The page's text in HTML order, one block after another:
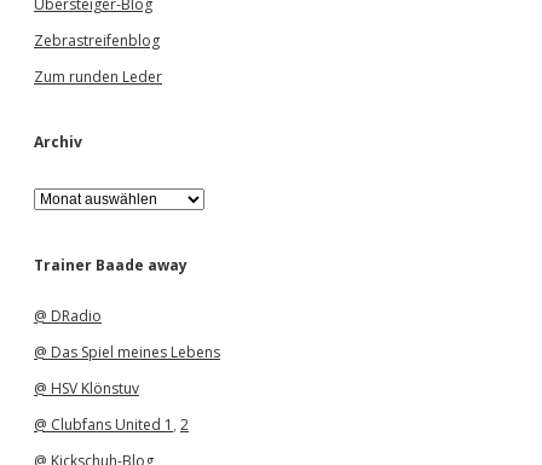
Übersteiger-Blog
Zebrastreifenblog
Zum runden Leder
Archiv
A
r
h
Trainer Baade away
@ DRadio
@ Das Spiel meines Lebens
@ HSV Klönstuv
@ Clubfans United 1 , 2
@ Kickschuh-Blog